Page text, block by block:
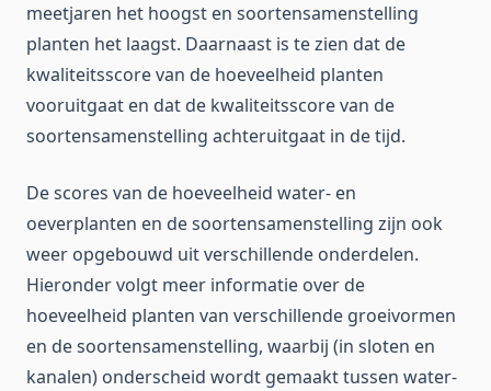
meetjaren het hoogst en soortensamenstelling
planten het laagst. Daarnaast is te zien dat de
kwaliteitsscore van de hoeveelheid planten
vooruitgaat en dat de kwaliteitsscore van de
soortensamenstelling achteruitgaat in de tijd.
De scores van de hoeveelheid water- en
oeverplanten en de soortensamenstelling zijn ook
weer opgebouwd uit verschillende onderdelen.
Hieronder volgt meer informatie over de
hoeveelheid planten van verschillende groeivormen
en de soortensamenstelling, waarbij (in sloten en
kanalen) onderscheid wordt gemaakt tussen water-